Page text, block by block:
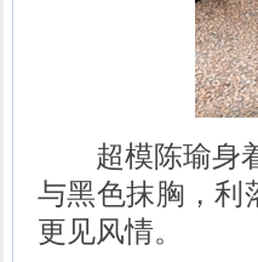
超模陈瑜身着
与黑色抹胸，利
更见风情。